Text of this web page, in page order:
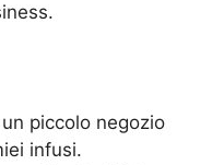
piccolo negozio
infusi.